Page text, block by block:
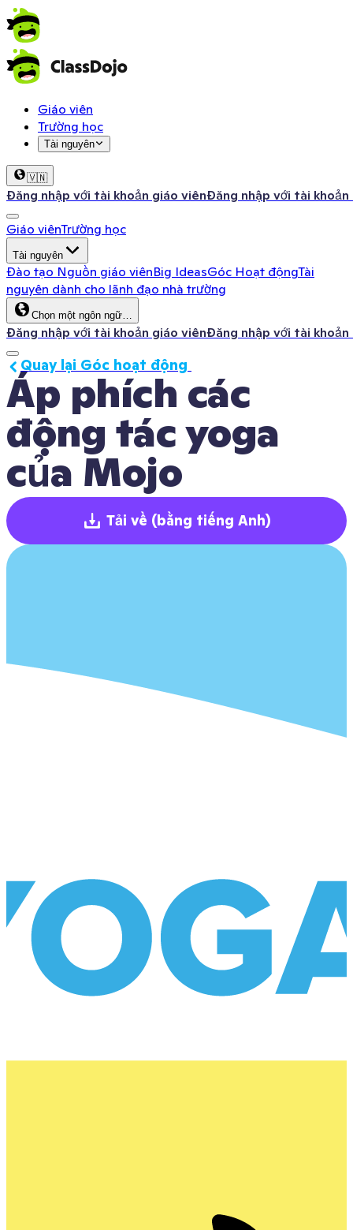
Giáo viên
Trường học
Tài nguyên
🇻🇳
Đăng nhập với tài khoản giáo viênĐăng nhập với tài khoản
Giáo viênTrường học
Tài nguyên
Đào tạo Nguồn giáo viênBig IdeasGóc Hoạt độngTài
nguyên dành cho lãnh đạo nhà trường
Chọn một ngôn ngữ…
Đăng nhập với tài khoản giáo viênĐăng nhập với tài khoản
Áp phích các
động tác yoga
của Mojo
Quay lại Góc hoạt động
Tải về (bằng tiếng Anh)